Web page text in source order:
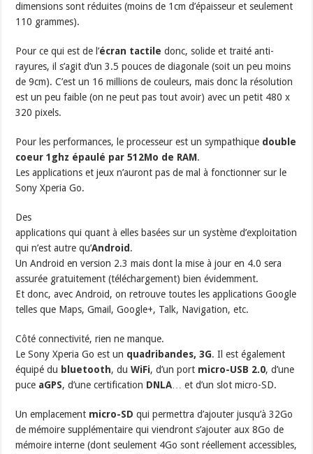
dimensions sont réduites (moins de 1cm d’épaisseur et seulement
110 grammes).
Pour ce qui est de l’écran tactile donc, solide et traité anti-
rayures, il s’agit d’un 3.5 pouces de diagonale (soit un peu moins
de 9cm). C’est un 16 millions de couleurs, mais donc la résolution
est un peu faible (on ne peut pas tout avoir) avec un petit 480 x
320 pixels.
Pour les performances, le processeur est un sympathique double
coeur 1ghz épaulé par 512Mo de RAM.
Les applications et jeux n’auront pas de mal à fonctionner sur le
Sony Xperia Go.
Des
applications qui quant à elles basées sur un système d’exploitation
qui n’est autre qu’Android.
Un Android en version 2.3 mais dont la mise à jour en 4.0 sera
assurée gratuitement (téléchargement) bien évidemment.
Et donc, avec Android, on retrouve toutes les applications Google
telles que Maps, Gmail, Google+, Talk, Navigation, etc.
Côté connectivité, rien ne manque.
Le Sony Xperia Go est un quadribandes, 3G. Il est également
équipé du bluetooth, duWiFi, d’un port micro-USB 2.0, d’une
puce aGPS, d’une certification DNLA… et d’un slot micro-SD.
Un emplacement micro-SD qui permettra d’ajouter jusqu’à 32Go
de mémoire supplémentaire qui viendront s’ajouter aux 8Go de
mémoire interne (dont seulement 4Go sont réellement accessibles,